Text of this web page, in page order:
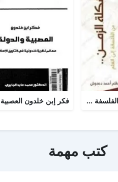
مشكلة الزمن من الفلسفة الى العلم
كتب مهمة